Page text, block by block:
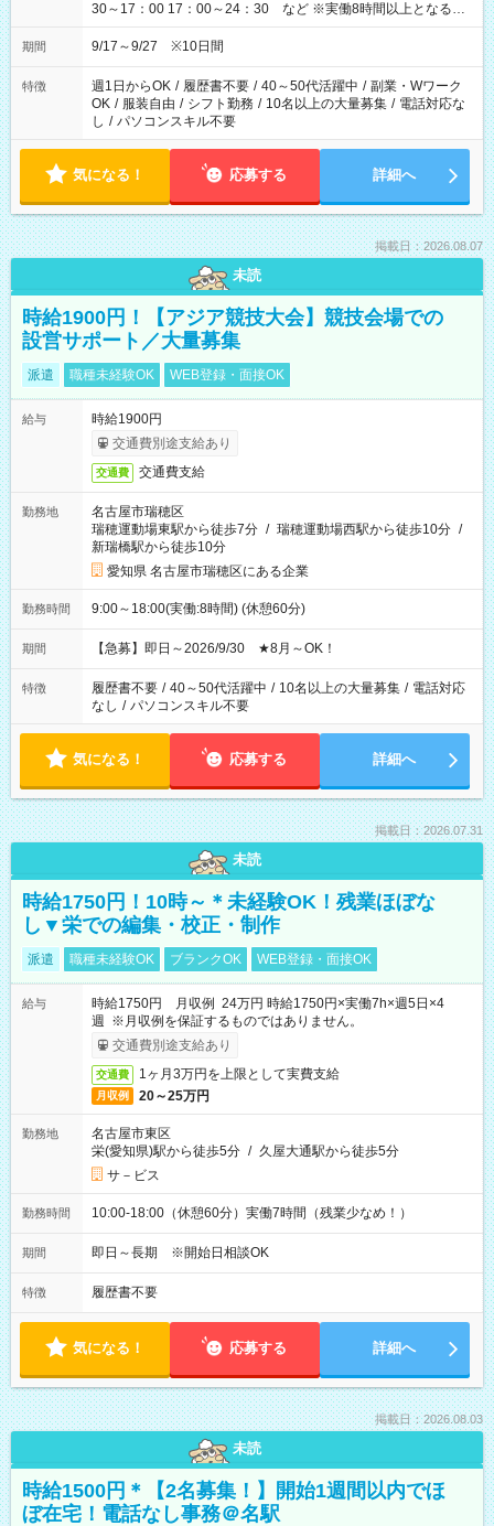
30～17：00 17：00～24：30 など ※実働8時間以上となる勤
務もあります。 【休憩】60分+他休憩あり 交替で取得します。
安全面に配慮しこまめな休憩があります。
期間 9/17～9/27 ※10日間
特徴 週1日からOK / 履歴書不要 / 40～50代活躍中 / 副業・Wワーク
OK / 服装自由 / シフト勤務 / 10名以上の大量募集 / 電話対応な
し / パソコンスキル不要
気になる！ 応募する 詳細へ
掲載日：2026.08.07
未読
時給1900円！【アジア競技大会】競技会場での
設営サポート／大量募集
派遣 職種未経験OK WEB登録・面接OK
給与
時給1900円
交通費別途支給あり
交通費 交通費支給
勤務地
名古屋市瑞穂区
瑞穂運動場東駅から徒歩7分 / 瑞穂運動場西駅から徒歩10分 /
新瑞橋駅から徒歩10分
愛知県 名古屋市瑞穂区にある企業
勤務時間 9:00～18:00(実働:8時間) (休憩60分)
期間 【急募】即日～2026/9/30 ★8月～OK！
特徴 履歴書不要 / 40～50代活躍中 / 10名以上の大量募集 / 電話対応
なし / パソコンスキル不要
気になる！ 応募する 詳細へ
掲載日：2026.07.31
未読
時給1750円！10時～＊未経験OK！残業ほぼな
し▼栄での編集・校正・制作
派遣 職種未経験OK ブランクOK WEB登録・面接OK
給与
時給1750円 月収例 24万円 時給1750円×実働7h×週5日×4
週 ※月収例を保証するものではありません。
交通費別途支給あり
交通費 1ヶ月3万円を上限として実費支給
月収例 20～25万円
勤務地
名古屋市東区
栄(愛知県)駅から徒歩5分 / 久屋大通駅から徒歩5分
サ－ビス
勤務時間 10:00-18:00（休憩60分）実働7時間（残業少なめ！）
期間 即日～長期 ※開始日相談OK
特徴 履歴書不要
気になる！ 応募する 詳細へ
掲載日：2026.08.03
未読
時給1500円＊【2名募集！】開始1週間以内でほ
ぼ在宅！電話なし事務＠名駅